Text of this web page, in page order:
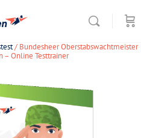
/ Bundesheer Oberstabswachtmeister
– Online Testtrainer